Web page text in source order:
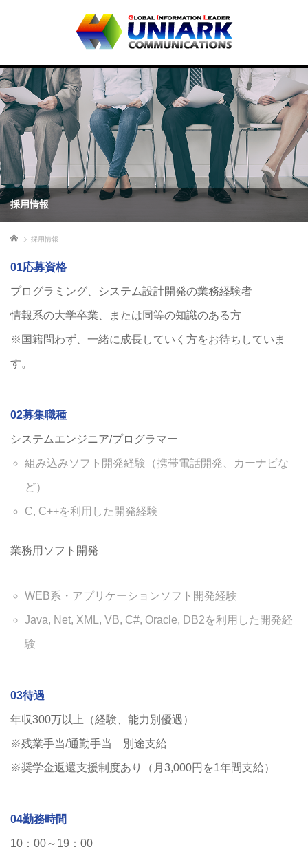
採用情報
ホーム 採用情報
01応募資格
プログラミング、システム設計開発の業務経験者
情報系の大学卒業、または同等の知識のある方
※国籍問わず、一緒に成長していく方をお待ちしていま
す。
02募集職種
システムエンジニア/プログラマー
組み込みソフト開発経験（携帯電話開発、カーナビな
ど）
C, C++を利用した開発経験
業務用ソフト開発
WEB系・アプリケーションソフト開発経験
Java, Net, XML, VB, C#, Oracle, DB2を利用した開発経
験
03待遇
年収300万以上（経験、能力別優遇）
※残業手当/通勤手当 別途支給
※奨学⾦返還⽀援制度あり（⽉3,000円を1年間⽀給）
04勤務時間
10：00～19：00